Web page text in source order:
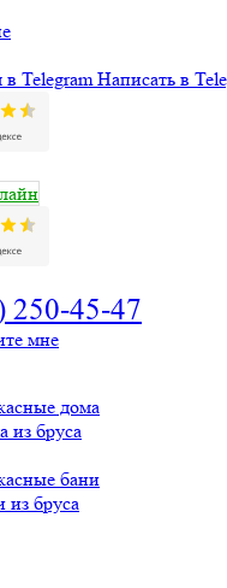
Написать в
250-45-47
мне
дома
из бруса
бани
из бруса